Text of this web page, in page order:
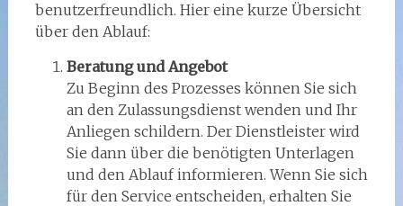
benutzerfreundlich. Hier eine kurze Übersicht
über den Ablauf:
Beratung und Angebot
Zu Beginn des Prozesses können Sie sich
an den Zulassungsdienst wenden und Ihr
Anliegen schildern. Der Dienstleister wird
Sie dann über die benötigten Unterlagen
und den Ablauf informieren. Wenn Sie sich
für den Service entscheiden, erhalten Sie